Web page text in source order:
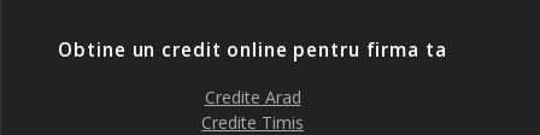
Obtine un credit online pentru firma ta
Credite Arad
Credite Timis